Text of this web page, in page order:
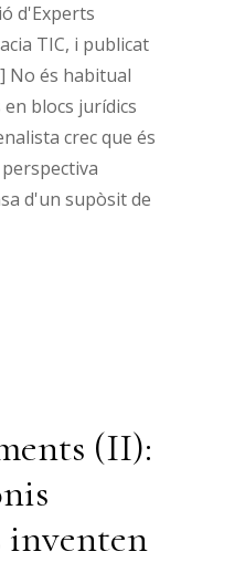
d'Experts
TIC, i publicat
No és habitual
blocs jurídics
crec que és
d'un supòsit de
(II):
inventen